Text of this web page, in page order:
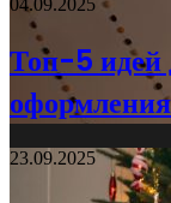
Топ-5 идей
23.09.2025